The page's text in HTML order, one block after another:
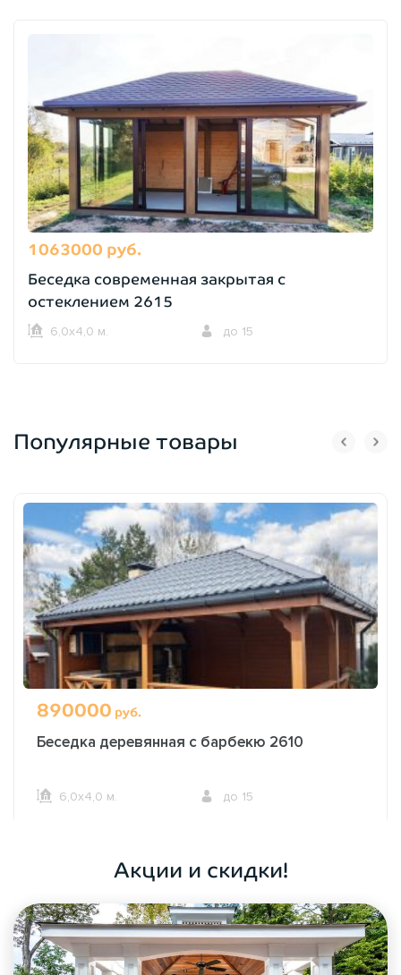
1063000 руб.
Беседка современная закрытая с
остеклением 2615
6,0х4,0 м. до 15
Популярные товары
890000 руб.
Беседка деревянная с барбекю 2610
6,0х4,0 м. до 15
Акции и скидки!